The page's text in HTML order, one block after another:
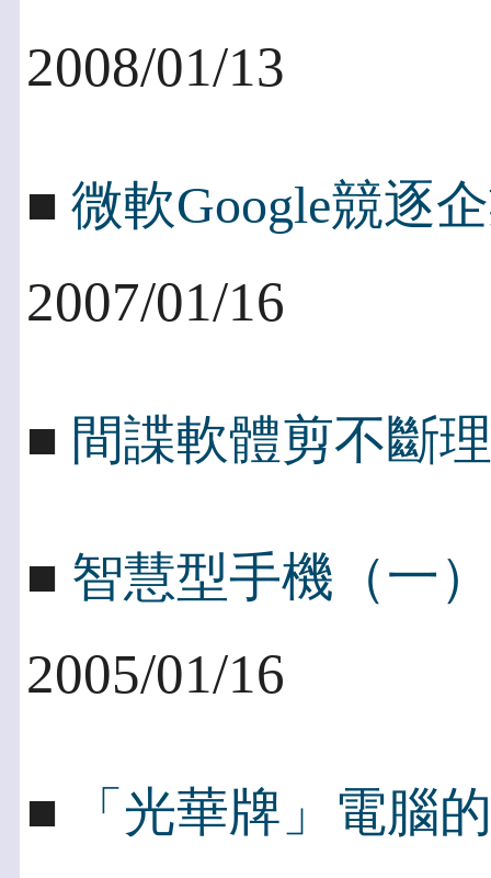
2008/01/13
■ 微軟Google競逐
2007/01/16
■ 間諜軟體剪不斷
■ 智慧型手機（一
2005/01/16
■ 「光華牌」電腦